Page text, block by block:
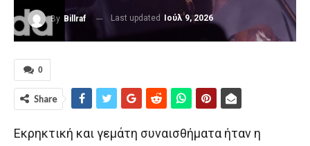
By Billraf Last updated Ιούλ 9, 2026
0
Share
Εκρηκτική και γεμάτη συναισθήματα ήταν η